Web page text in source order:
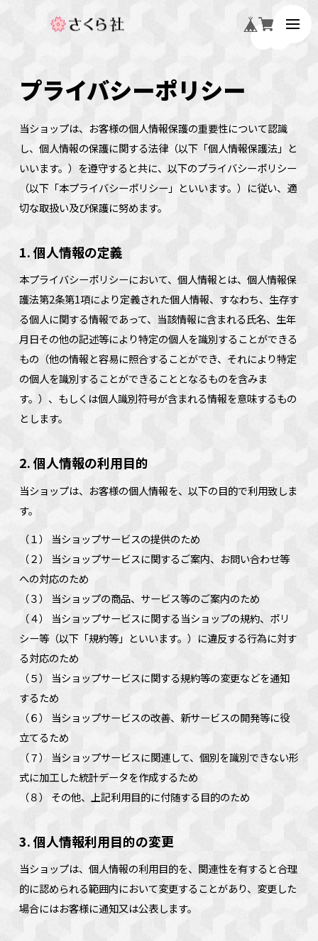
プライバシーポリシー
当ショップは、お客様の個人情報保護の重要性について認識
し、個人情報の保護に関する法律（以下「個人情報保護法」と
いいます。）を遵守すると共に、以下のプライバシーポリシー
（以下「本プライバシーポリシー」といいます。）に従い、適
切な取扱い及び保護に努めます。
1. 個人情報の定義
本プライバシーポリシーにおいて、個人情報とは、個人情報保
護法第2条第1項により定義された個人情報、すなわち、生存す
る個人に関する情報であって、当該情報に含まれる氏名、生年
月日その他の記述等により特定の個人を識別することができる
もの（他の情報と容易に照合することができ、それにより特定
の個人を識別することができることとなるものを含みま
す。）、もしくは個人識別符号が含まれる情報を意味するもの
とします。
2. 個人情報の利用目的
当ショップは、お客様の個人情報を、以下の目的で利用致しま
す。
（１） 当ショップサービスの提供のため
（２） 当ショップサービスに関するご案内、お問い合わせ等
への対応のため
（３） 当ショップの商品、サービス等のご案内のため
（４） 当ショップサービスに関する当ショップの規約、ポリ
シー等（以下「規約等」といいます。）に違反する行為に対す
る対応のため
（５） 当ショップサービスに関する規約等の変更などを通知
するため
（６） 当ショップサービスの改善、新サービスの開発等に役
立てるため
（７） 当ショップサービスに関連して、個別を識別できない形
式に加工した統計データを作成するため
（８） その他、上記利用目的に付随する目的のため
3. 個人情報利用目的の変更
当ショップは、個人情報の利用目的を、関連性を有すると合理
的に認められる範囲内において変更することがあり、変更した
場合にはお客様に通知又は公表します。